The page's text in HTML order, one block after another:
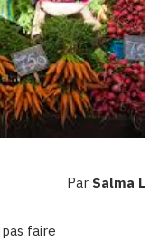
Par Salma L
faire